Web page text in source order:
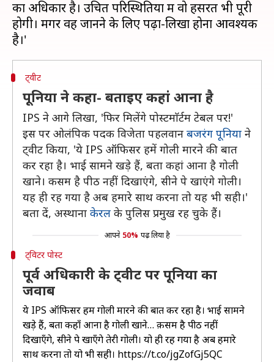
का अधिकार है। उचित परिस्थितियों में वो हसरत भी पूरी
होगी। मगर वह जानने के लिए पढ़ा-लिखा होना आवश्यक
ट्वीट
पूनिया ने कहा- बताइए कहां आना है
IPS ने आगे लिखा, 'फिर मिलेंगे पोस्टमाॅर्टम टेबल पर!'
इस पर ओलंपिक पदक विजेता पहलवान बजरंग पूनिया ने
ट्वीट किया, 'ये IPS ऑफिसर हमें गोली मारने की बात
कर रहा है। भाई सामने खड़े हैं, बता कहां आना है गोली
खाने। कसम है पीठ नहीं दिखाएंगे, सीने पे खाएंगे गोली।
यह ही रह गया है अब हमारे साथ करना तो यह भी सही।'
बता दें, अस्थाना केरल के पुलिस प्रमुख रह चुके हैं।
आपने 50% पढ़ लिया है
ट्विटर पोस्ट
पूर्व अधिकारी के ट्वीट पर पूनिया का
जवाब
ये IPS ऑफिसर हमें गोली मारने की बात कर रहा है। भाई सामने
खड़े हैं, बता कहाँ आना है गोली खाने… क़सम है पीठ नहीं
दिखाएँगे, सीने पे खाएँगे तेरी गोली। यो ही रह गया है अब हमारे
साथ करना तो यो भी सही। https://t.co/jgZofGj5QC